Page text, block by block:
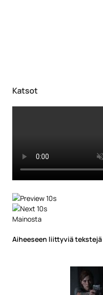
Katsot
Mainosta
Aiheeseen liittyviä tekstejä